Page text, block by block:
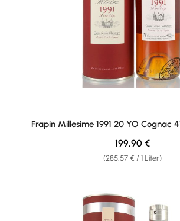
Frapin Millesime 1991 20 YO Cognac
(285,57 € / 1 Liter)
Regulärer Preis:
199,90 €